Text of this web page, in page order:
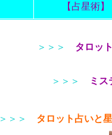
【占星術】
＞＞＞ タロッ
＞＞＞ ミス
＞＞＞ タロット占いと